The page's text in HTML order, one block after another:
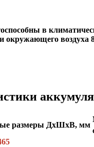
в
окружающего
размеры ДхШхВ, мм